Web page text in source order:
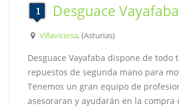
Desguace Vayafaba
Villaviciosa, (Asturias)
Desguace Vayafaba dispone de todo
repuestos de segunda mano para
Tenemos un gran equipo de
asesoraran y ayudarán en la compra